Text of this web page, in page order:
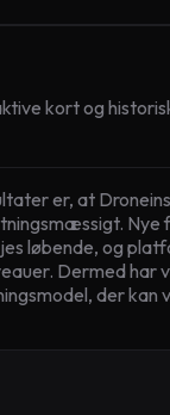
kort og
er, at
Nye
løbende, og
Dermed har
der kan